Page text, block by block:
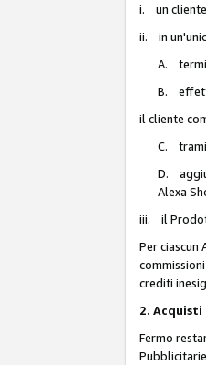
i. un cliente
ii. in
A.
B.
il cliente
C.
D.
Alexa
iii. il
Per ciascun
crediti
2. Acquisti
Fermo